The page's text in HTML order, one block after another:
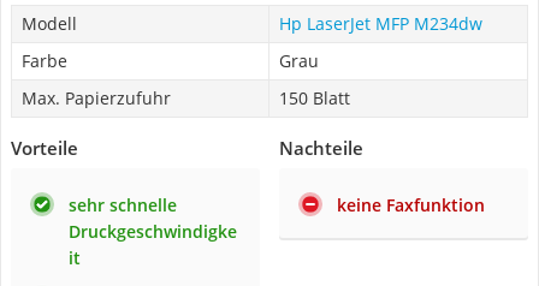
Modell
Hp LaserJet MFP M234dw
Farbe
Grau
Max. Papierzufuhr
150 Blatt
Vorteile
sehr schnelle
Druckgeschwindigke
it
Nachteile
keine Faxfunktion